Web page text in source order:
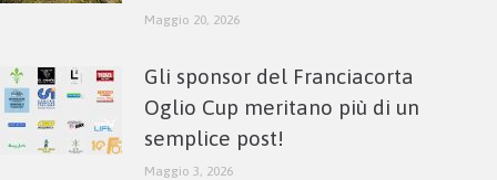
Maggio 20, 2026
Gli sponsor del Franciacorta
Oglio Cup meritano più di un
semplice post!
Maggio 3, 2026